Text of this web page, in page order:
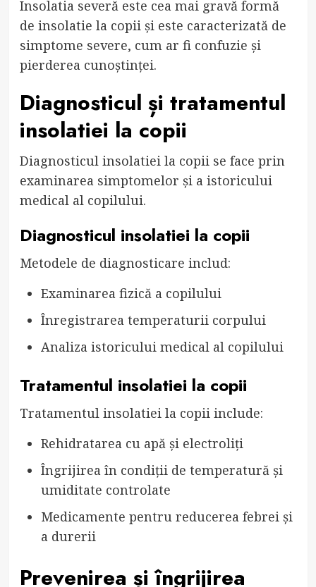
Insolatia severă este cea mai gravă formă
de insolatie la copii și este caracterizată de
simptome severe, cum ar fi confuzie și
pierderea cunoștinței.
Diagnosticul și tratamentul
insolatiei la copii
Diagnosticul insolatiei la copii se face prin
examinarea simptomelor și a istoricului
medical al copilului.
Diagnosticul insolatiei la copii
Metodele de diagnosticare includ:
Examinarea fizică a copilului
Înregistrarea temperaturii corpului
Analiza istoricului medical al copilului
Tratamentul insolatiei la copii
Tratamentul insolatiei la copii include:
Rehidratarea cu apă și electroliți
Îngrijirea în condiții de temperatură și
umiditate controlate
Medicamente pentru reducerea febrei și
a durerii
Prevenirea și îngrijirea